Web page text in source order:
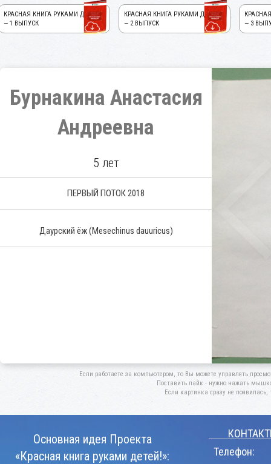
КРАСНАЯ КНИГА РУКАМИ ДЕТЕЙ!
— 1 ВЫПУСК
КРАСНАЯ КНИГА РУКАМИ ДЕТЕЙ!
— 2 ВЫПУСК
— 3
Бурнакина Анастасия
Андреевна
5 лет
ПЕРВЫЙ ПОТОК 2018
Даурский ёж(Mesechinus dauuricus)
Если работаете за компьютером, то Вы можете управлять
Поставить лайк - нужно нажать
Если картинка сразу не появилась,
Основная идея Проекта
«Красная книга руками детей!»:
Телефон: